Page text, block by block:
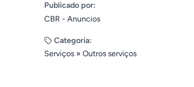
Publicado por:
CBR - Anuncios
Categoria:
Serviços » Outros serviços